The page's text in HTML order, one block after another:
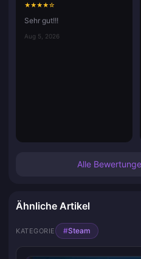
★★★★☆
Sehr gut!!!
Aug 5, 2026
Alle
Ähnliche Artikel
KATEGORIE #Steam